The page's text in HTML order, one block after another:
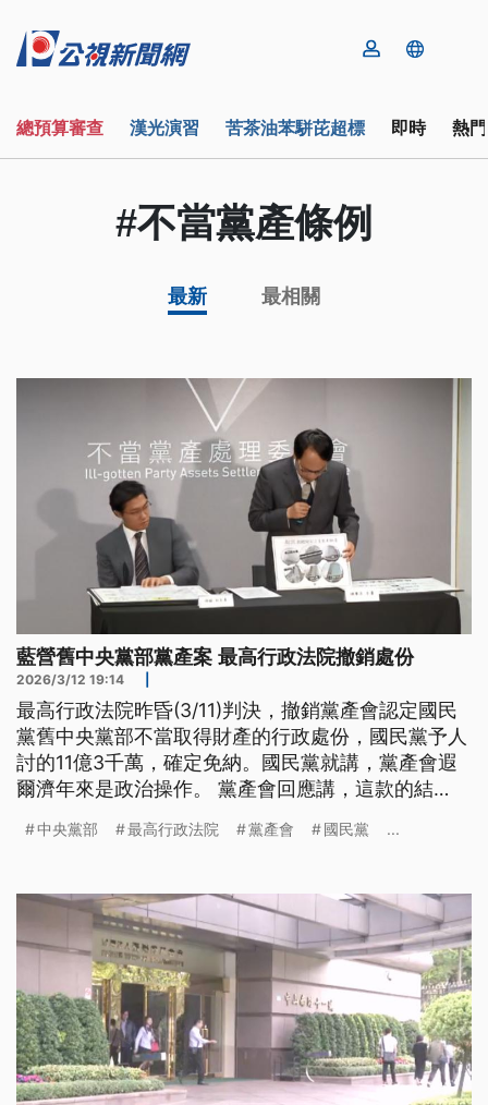
總預算審查 漢光演習 苦茶油苯駢芘超標 即時 熱
#不當黨產條例
最新 最相關
藍營舊中央黨部黨產案 最高行政法院撤銷處份
2026/3/12 19:14
最高行政法院昨昏(3/11)判決，撤銷黨產會認定國民
黨舊中央黨部不當取得財產的行政處份，國民黨予人
討的11億3千萬，確定免納。國民黨就講，黨產會遐
爾濟年來是政治操作。 黨產會回應講，這款的結
的核心價值，予黨產條例的立法變做空殼，失去轉型
中央黨部 最高行政法院 黨產會 國民黨 ...